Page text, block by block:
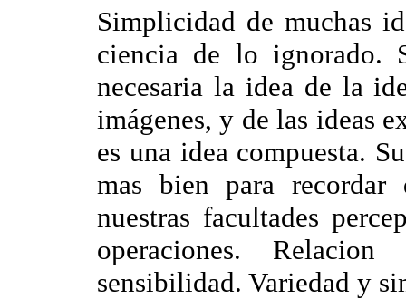
Simplicidad de muchas
ciencia de lo ignorado.
necesaria la idea de la
imágenes, y de las ideas
es una idea compuesta.
mas bien para recordar
nuestras facultades
operaciones.
sensibilidad. Variedad y